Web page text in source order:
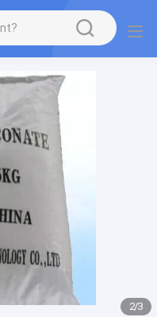
2/3